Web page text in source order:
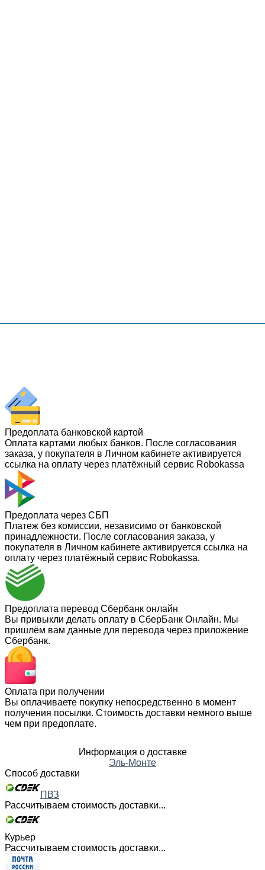
Предоплата банковской картой
Оплата картами любых банков. После согласования
заказа, у покупателя в Личном кабинете активируется
ссылка на оплату через платёжный сервис Robokassa
Предоплата через СБП
Платеж без комиссии, независимо от банковской
принадлежности. После согласования заказа, у
покупателя в Личном кабинете активируется ссылка на
оплату через платёжный сервис Robokassa.
Предоплата перевод Сбербанк онлайн
Вы привыкли делать оплату в СберБанк Онлайн. Мы
пришлём вам данные для перевода через приложение
Сбербанк.
Оплата при получении
Вы оплачиваете покупку непосредственно в момент
получения посылки. Стоимость доставки немного выше
чем при предоплате.
Информация о доставке
Эль-Монте
Способ доставки
ПВЗ
Рассчитываем стоимость доставки...
Курьер
Рассчитываем стоимость доставки...